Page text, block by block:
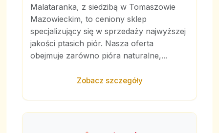
Malataranka, z siedzibą w Tomaszowie
Mazowieckim, to ceniony sklep
specjalizujący się w sprzedaży najwyższej
jakości ptasich piór. Nasza oferta
obejmuje zarówno pióra naturalne,...
Zobacz szczegóły